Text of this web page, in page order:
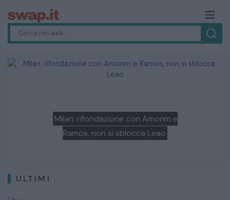
Napoli: con Allegri riparte la caccia
all'Inter, Lukaku in partenza
Previous
ULTIMI